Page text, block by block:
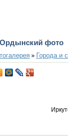
фото
» Города и